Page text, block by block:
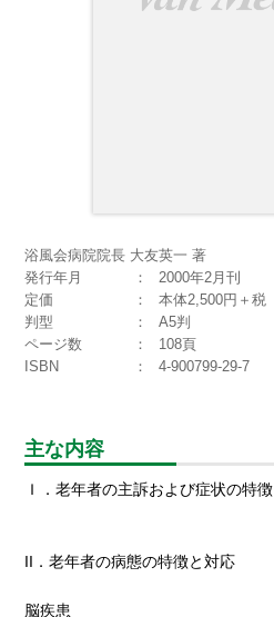
浴風会病院院長 大友英一 著
発行年月
2000年2月刊
定価
本体2,500円＋税
判型
A5判
ページ数
108頁
ISBN
4-900799-29-7
主な内容
Ｉ．老年者の主訴および症状の特徴
II．老年者の病態の特徴と対応
脳疾患